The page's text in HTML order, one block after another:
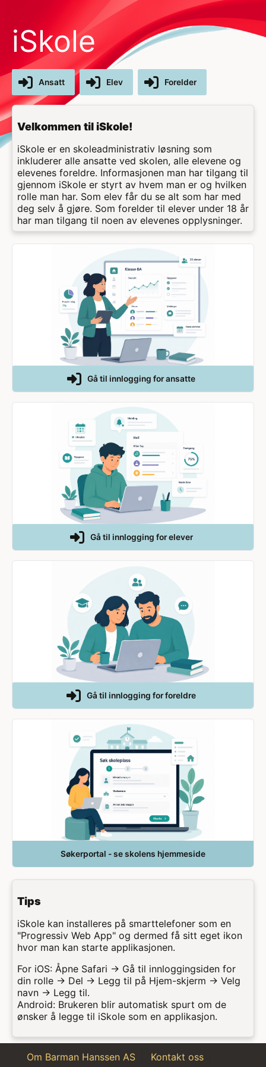
iSkole
Ansatt Elev Forelder
Velkommen til iSkole!
iSkole er en skoleadministrativ løsning som
inkluderer alle ansatte ved skolen, alle elevene og
elevenes foreldre. Informasjonen man har tilgang til
gjennom iSkole er styrt av hvem man er og hvilken
rolle man har. Som elev får du se alt som har med
deg selv å gjøre. Som forelder til elever under 18 år
har man tilgang til noen av elevenes opplysninger.
Gå til innlogging for ansatte
Gå til innlogging for elever
Gå til innlogging for foreldre
Søkerportal - se skolens hjemmeside
Tips
iSkole kan installeres på smarttelefoner som en
"Progressiv Web App" og dermed få sitt eget ikon
hvor man kan starte applikasjonen.
For iOS: Åpne Safari → Gå til innloggingsiden for
din rolle → Del → Legg til på Hjem-skjerm → Velg
navn → Legg til.
Android: Brukeren blir automatisk spurt om de
ønsker å legge til iSkole som en applikasjon.
Om Barman Hanssen AS
Kontakt oss